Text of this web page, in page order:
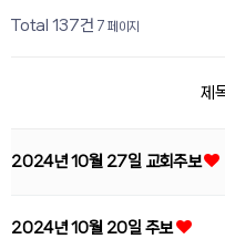
Total 137건 7 페이지
제
2024년 10월 27일 교회주보
2024년 10월 20일 주보